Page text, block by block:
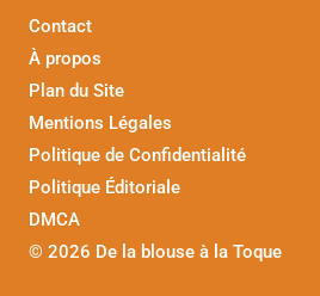
© 2026 De la blouse à la Toque
Contact
À propos
Plan du Site
Mentions Légales
Politique de Confidentialité
Politique Éditoriale
DMCA